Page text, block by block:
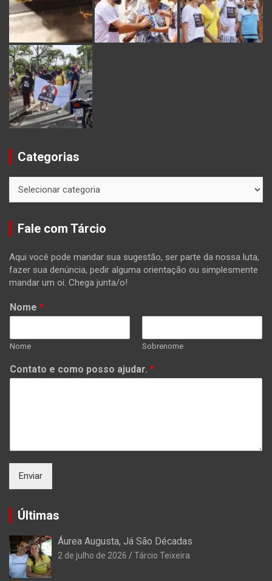
Categorias
Fale com Tárcio
Aqui você pode mandar sua sugestão, ser parte da nossa luta,
fazer sua denúncia, pedir alguma orientação ou simplesmente
mandar um oi. Chega junta/o!
Nome *
Nome Sobrenome
Contato e como posso ajudar. *
Enviar
Últimas
Áurea Augusta, Já São Décadas
2 de julho de 2026 Tárcio Teixeira